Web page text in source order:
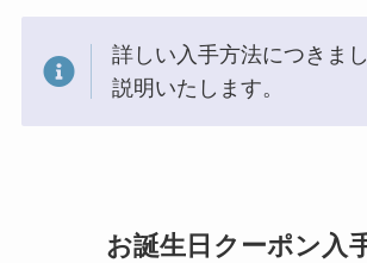
詳しい入手方法につきま
説明いたします。
お誕生日クーポン入